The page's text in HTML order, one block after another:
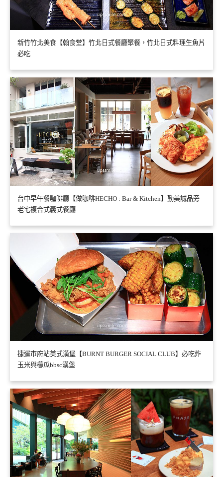
新竹竹北美食【翰食堂】竹北日式餐廳聚餐，竹北日式料理生魚片
必吃
台中早午餐咖啡廳【做咖啡HECHO : Bar & Kitchen】勤美誠品旁
老宅複合式義式餐廳
捷運市府站美式漢堡【BURNT BURGER SOCIAL CLUB】必吃炸
玉米與櫛瓜bbsc漢堡